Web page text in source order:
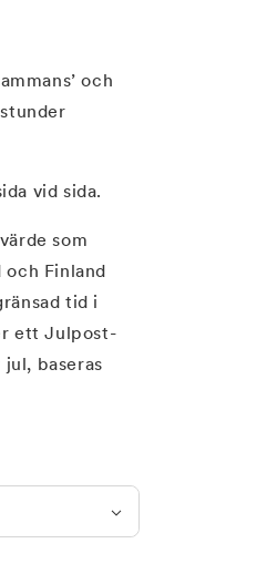
och
vid sida.
som
Finland
tid i
ett Julpost-
baseras